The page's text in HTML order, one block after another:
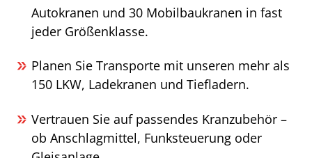
Autokranen und 30 Mobilbaukranen in fast
jeder Größenklasse.
Planen Sie Transporte mit unseren mehr als
150 LKW, Ladekranen und Tiefladern.
Vertrauen Sie auf passendes Kranzubehör –
ob Anschlagmittel, Funksteuerung oder